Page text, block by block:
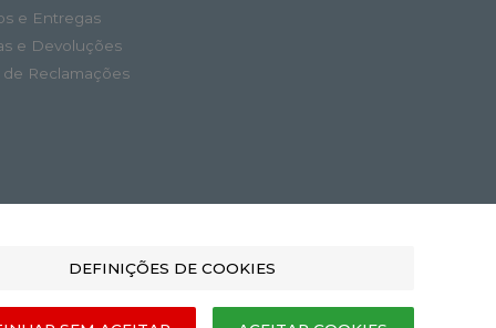
e Entregas
e Devoluções
de Reclamações
DEFINIÇÕES DE COOKIES